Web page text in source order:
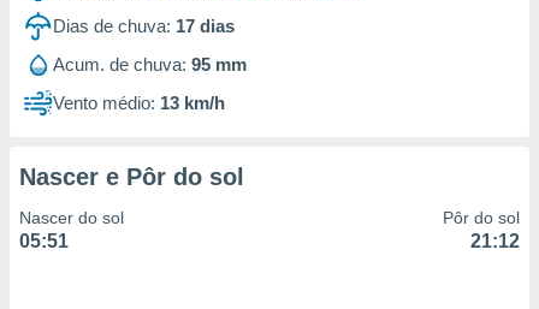
Dias de chuva: 17 dias
Acum. de chuva: 95 mm
Vento médio: 13 km/h
Nascer e Pôr do sol
Nascer do sol
05:51
Pôr do sol
21:12